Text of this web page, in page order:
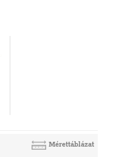
Mérettáblázat